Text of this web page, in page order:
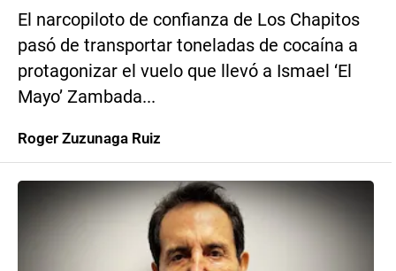
El narcopiloto de confianza de Los Chapitos
pasó de transportar toneladas de cocaína a
protagonizar el vuelo que llevó a Ismael ‘El
Mayo’ Zambada...
Roger Zuzunaga Ruiz